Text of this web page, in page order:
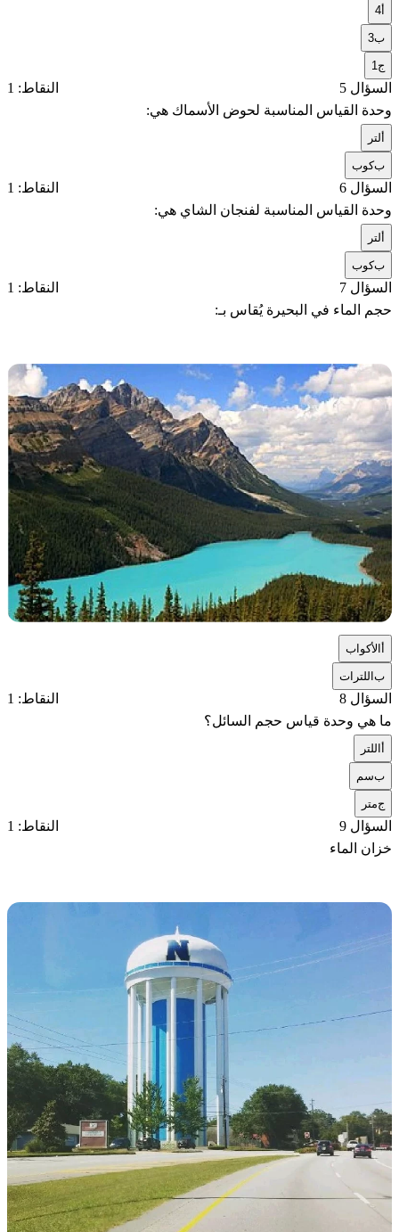
4
ب3
ج1
السؤال 5
النقاط: 1
وحدة القياس المناسبة لحوض الأسماك هي:
لتر
بكوب
السؤال 6
النقاط: 1
وحدة القياس المناسبة لفنجان الشاي هي:
لتر
بكوب
السؤال 7
النقاط: 1
حجم الماء في البحيرة يُقاس بـ:
الأكواب
باللترات
السؤال 8
النقاط: 1
ما هي وحدة قياس حجم السائل؟
اللتر
بسم
جمتر
السؤال 9
النقاط: 1
خزان الماء